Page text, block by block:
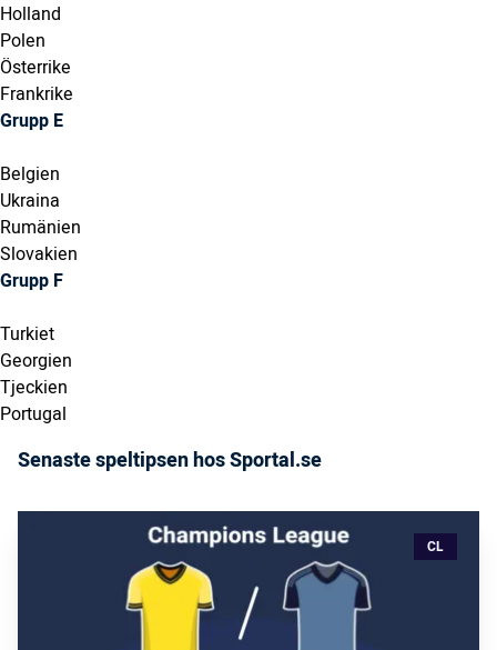
Holland
Polen
Österrike
Frankrike
Grupp E
Belgien
Ukraina
Rumänien
Slovakien
Grupp F
Turkiet
Georgien
Tjeckien
Portugal
Senaste speltipsen hos Sportal.se
CL